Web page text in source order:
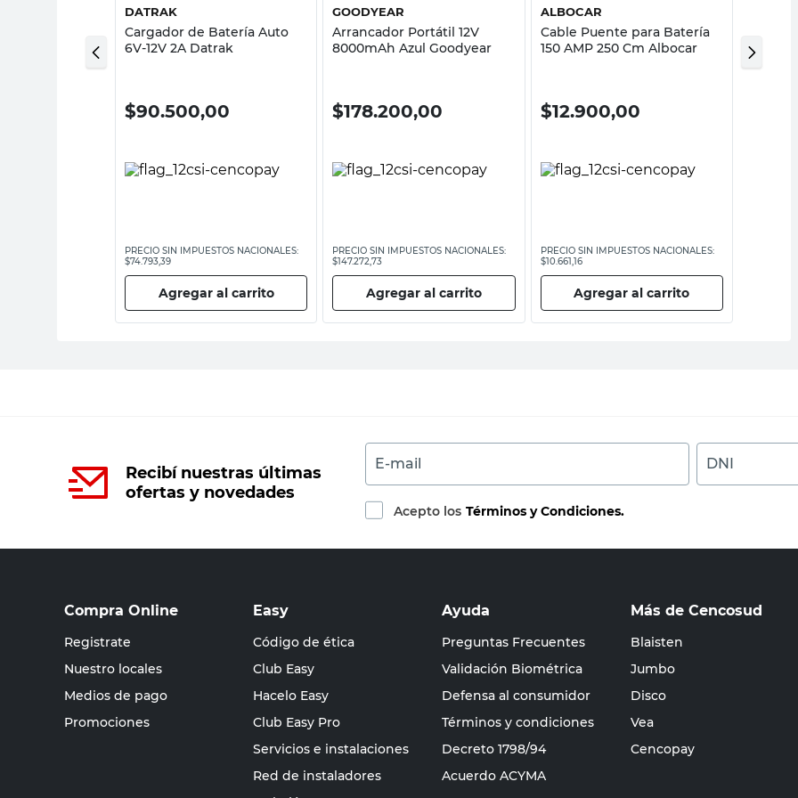
DATRAK
Cargador de Batería Auto
6V-12V 2A Datrak
$90.500,00
PRECIO SIN IMPUESTOS NACIONALES:
$74.793,39
Agregar al carrito
GOODYEAR
Arrancador Portátil 12V
8000mAh Azul Goodyear
$178.200,00
PRECIO SIN IMPUESTOS NACIONALES:
$147.272,73
Agregar al carrito
ALBOCAR
Cable Puente para Batería
150 AMP 250 Cm Albocar
$12.900,00
PRECIO SIN IMPUESTOS NACIONALES:
$10.661,16
Agregar al carrito
Recibí nuestras últimas
ofertas y novedades
E-mail DNI
Acepto los Términos y Condiciones.
Compra Online
Registrate
Nuestro locales
Medios de pago
Promociones
Easy
Código de ética
Club Easy
Hacelo Easy
Club Easy Pro
Servicios e instalaciones
Red de instaladores
Ayuda
Preguntas Frecuentes
Validación Biométrica
Defensa al consumidor
Términos y condiciones
Decreto 1798/94
Acuerdo ACYMA
Más de Cencosud
Blaisten
Jumbo
Disco
Vea
Cencopay